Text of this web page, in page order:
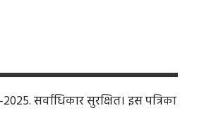
सर्वाधिकार सुरक्षित। इस पत्रिका